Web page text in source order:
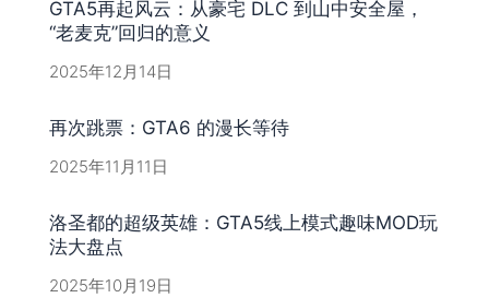
GTA5再起风云：从豪宅 DLC 到山中安全屋，
“老麦克”回归的意义
2025年12月14日
再次跳票：GTA6 的漫长等待
2025年11月11日
洛圣都的超级英雄：GTA5线上模式趣味MOD玩
法大盘点
2025年10月19日